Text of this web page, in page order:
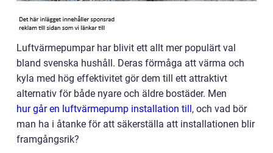
Luftvärmepumpar har blivit ett allt mer populärt val
bland svenska hushåll. Deras förmåga att värma och
kyla med hög effektivitet gör dem till ett attraktivt
alternativ för både nyare och äldre bostäder. Men
hur går en luftvärmepump installation till, och vad bör
man ha i åtanke för att säkerställa att installationen blir
framgångsrik?